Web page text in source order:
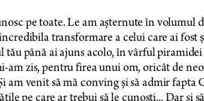
pe toate. Le am așternute în volumul
transformare a celui care ai fost
tău până ai ajuns acolo, în vârful
am zis, pentru firea unui om, oricât de
venit să mă conving și să admir fapta